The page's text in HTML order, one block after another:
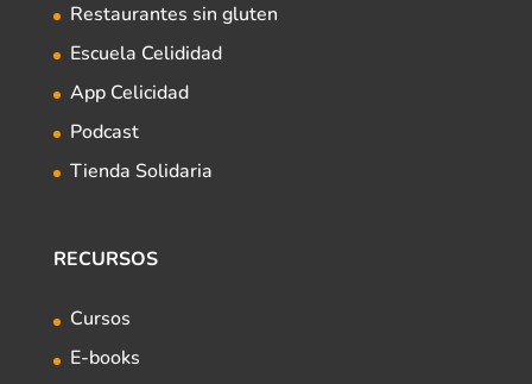
Restaurantes sin gluten
Escuela Celididad
App Celicidad
Podcast
Tienda Solidaria
RECURSOS
Cursos
E-books